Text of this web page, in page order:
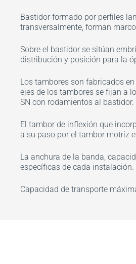
Bastidor formado por perfiles
transversalmente, forman
Sobre el bastidor se sitúan
distribución y posición para la
Los tambores son fabricados
ejes de los tambores se fijan a
SN con rodamientos al bastidor.
El tambor de inflexión que
a su paso por el tambor motriz
La anchura de la banda,
específicas de cada instalación.
Capacidad de transporte